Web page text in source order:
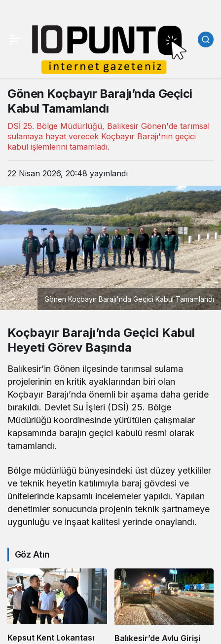
Gönen Koçbayır Barajı’nda Geçici
Kabul Tamamlandı
DSİ 25. Bölge Müdürlüğü, Balıkesir Gönen'de tarımsal
sulamaya hayat verecek Koçbayır Barajı'nın geçici
kabul işlemlerini tamamladı.
22 Nisan 2026, 20:48 yayınlandı
Gönen Koçbayır Barajı'nda Geçici Kabul Tamamlandı
Koçbayır Barajı’nda Geçici Kabul
Heyeti Görev Başında
Balıkesir’in Gönen ilçesinde tarımsal sulama
projelerinin en kritik ayaklarından biri olan
Koçbayır Barajı’nda önemli bir aşama daha geride
bırakıldı. Devlet Su İşleri (DSİ) 25. Bölge
Müdürlüğü koordinesinde yürütülen çalışmalar
kapsamında barajın geçici kabulü resmi olarak
tamamlandı.
Bölge müdürlüğü bünyesindeki üst düzey yetkililer
ve teknik heyetin katılımıyla baraj gövdesi ve
ünitelerinde kapsamlı incelemeler yapıldı. Yapılan
denetimler sonucunda projenin teknik şartnameye
uygunluğu ve inşaat kalitesi yerinde onaylandı.
Göz Atın
Kepsut Kent Lokantası
Balıkesir’de Avlu Girişi